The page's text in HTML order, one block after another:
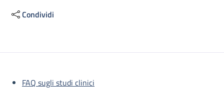
Condividi
Descrizione
FAQ sugli studi clinici